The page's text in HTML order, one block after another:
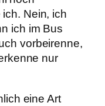
Nein, ich
ich im Bus
vorbeirenne,
nur
eine Art